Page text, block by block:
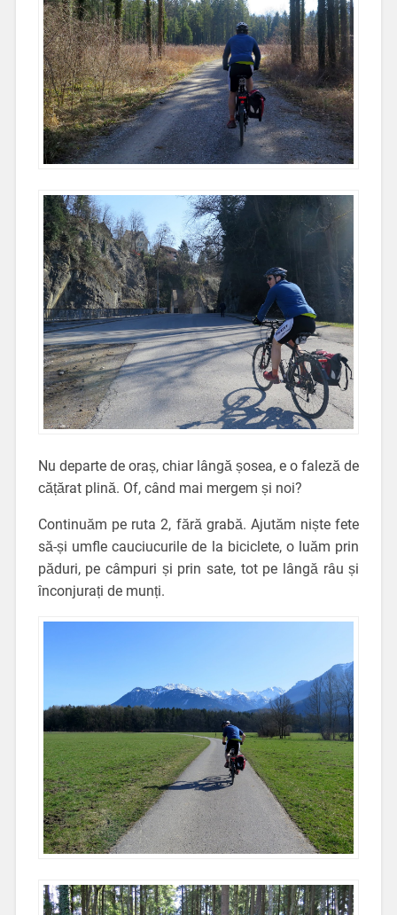
Nu departe de oraș, chiar lângă șosea, e o faleză de
cățărat plină. Of, când mai mergem și noi?
Continuăm pe ruta 2, fără grabă. Ajutăm niște fete
să-și umfle cauciucurile de la biciclete, o luăm prin
păduri, pe câmpuri și prin sate, tot pe lângă râu și
înconjurați de munți.